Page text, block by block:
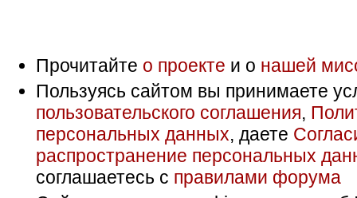
Прочитайте о проекте и о нашей
Пользуясь сайтом вы принимаете
пользовательского соглашения,
персональных данных, даете
распространение персональных
соглашаетесь с правилами форума